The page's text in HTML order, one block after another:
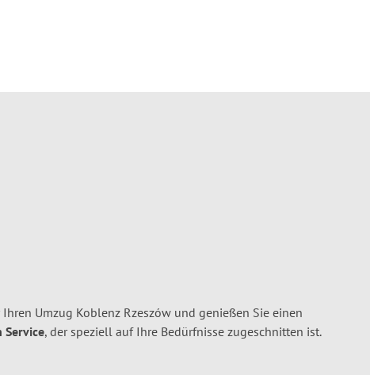
Umzug Koblenz Rzeszów und genießen Sie einen
, der speziell auf Ihre Bedürfnisse zugeschnitten ist.